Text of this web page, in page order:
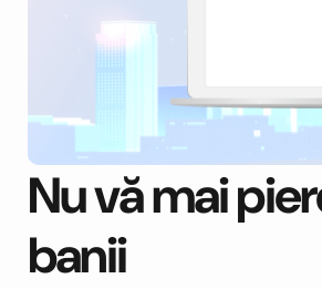
Nu vă mai
banii